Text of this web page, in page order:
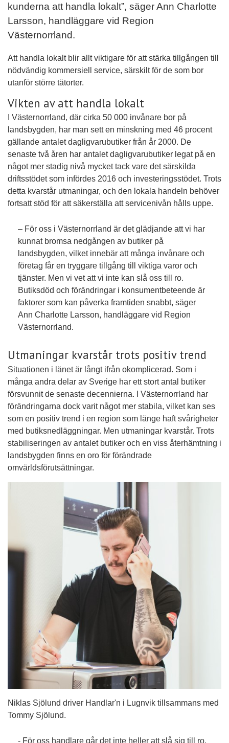
kunderna att handla lokalt”, säger Ann Charlotte
Larsson, handläggare vid Region
Västernorrland.
Att handla lokalt blir allt viktigare för att stärka tillgången till
nödvändig kommersiell service, särskilt för de som bor
utanför större tätorter.
Vikten av att handla lokalt
I Västernorrland, där cirka 50 000 invånare bor på
landsbygden, har man sett en minskning med 46 procent
gällande antalet dagligvarubutiker från år 2000. De
senaste två åren har antalet dagligvarubutiker legat på en
något mer stadig nivå mycket tack vare det särskilda
driftsstödet som infördes 2016 och investeringsstödet. Trots
detta kvarstår utmaningar, och den lokala handeln behöver
fortsatt stöd för att säkerställa att servicenivån hålls uppe.
– För oss i Västernorrland är det glädjande att vi har
kunnat bromsa nedgången av butiker på
landsbygden, vilket innebär att många invånare och
företag får en tryggare tillgång till viktiga varor och
tjänster. Men vi vet att vi inte kan slå oss till ro.
Butiksdöd och förändringar i konsumentbeteende är
faktorer som kan påverka framtiden snabbt, säger
Ann Charlotte Larsson, handläggare vid Region
Västernorrland.
Utmaningar kvarstår trots positiv trend
Situationen i länet är långt ifrån okomplicerad. Som i
många andra delar av Sverige har ett stort antal butiker
försvunnit de senaste decennierna. I Västernorrland har
förändringarna dock varit något mer stabila, vilket kan ses
som en positiv trend i en region som länge haft svårigheter
med butiksnedläggningar. Men utmaningar kvarstår. Trots
stabiliseringen av antalet butiker och en viss återhämtning i
landsbygden finns en oro för förändrade
omvärldsförutsättningar.
Niklas Sjölund driver Handlar'n i Lugnvik tillsammans med
Tommy Sjölund.
- För oss handlare går det inte heller att slå sig till ro,